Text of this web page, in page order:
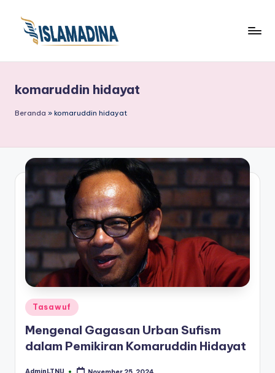
komaruddin hidayat
Beranda » komaruddin hidayat
Posted
in
Tasawuf
Mengenal Gagasan Urban Sufism
dalam Pemikiran Komaruddin Hidayat
AdminLTNU